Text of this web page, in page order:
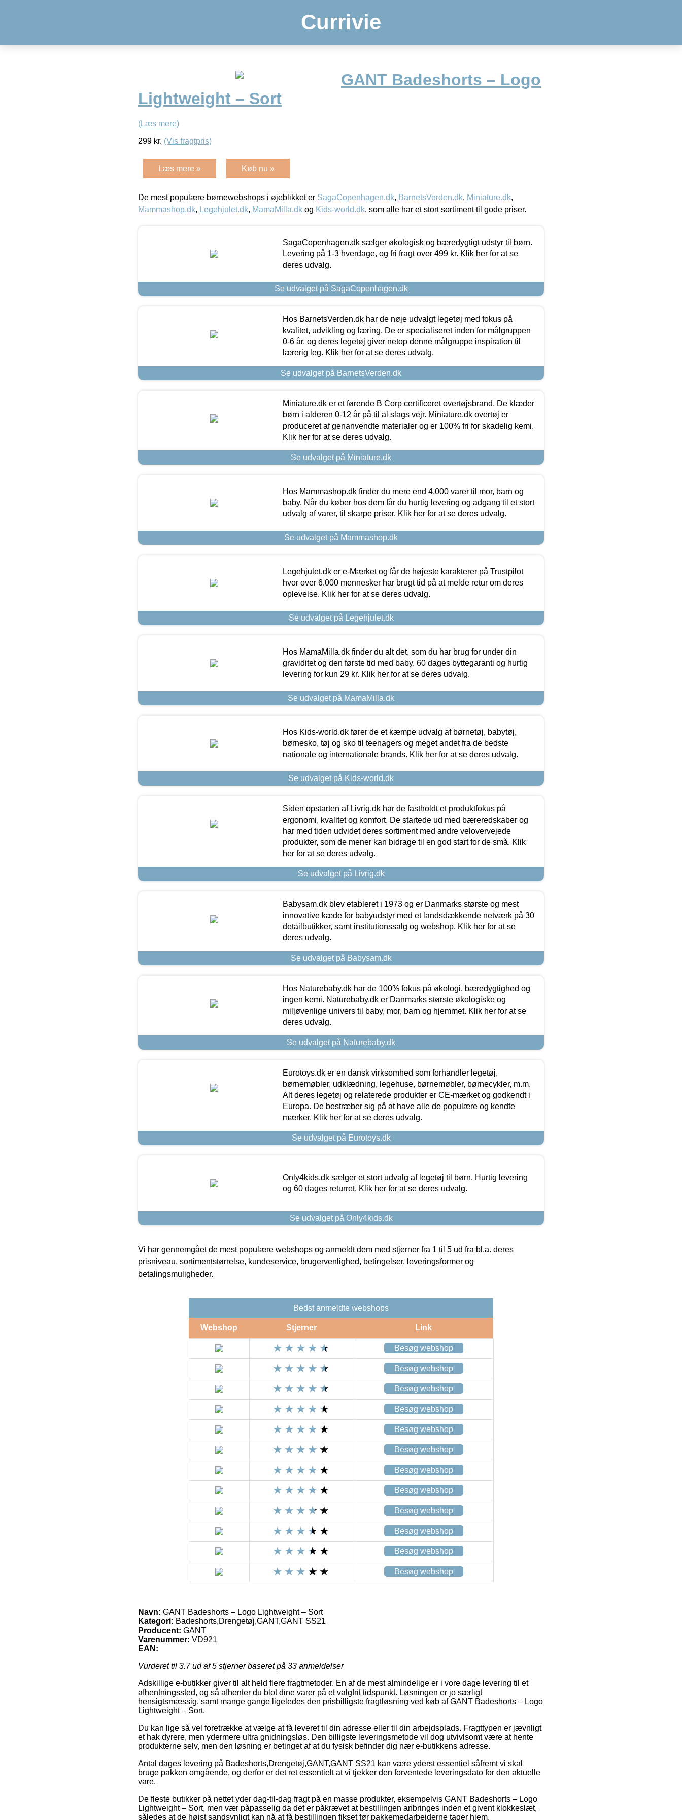
Currivie
GANT Badeshorts – Logo
Lightweight – Sort
(Læs mere)
299 kr. (Vis fragtpris)
Læs mere » Køb nu »
De mest populære børnewebshops i øjeblikket er SagaCopenhagen.dk, BarnetsVerden.dk, Miniature.dk,
Mammashop.dk, Legehjulet.dk, MamaMilla.dk og Kids-world.dk, som alle har et stort sortiment til gode priser.
SagaCopenhagen.dk sælger økologisk og bæredygtigt udstyr til børn.
Levering på 1-3 hverdage, og fri fragt over 499 kr. Klik her for at se
deres udvalg.
Se udvalget på SagaCopenhagen.dk
Hos BarnetsVerden.dk har de nøje udvalgt legetøj med fokus på
kvalitet, udvikling og læring. De er specialiseret inden for målgruppen
0-6 år, og deres legetøj giver netop denne målgruppe inspiration til
lærerig leg. Klik her for at se deres udvalg.
Se udvalget på BarnetsVerden.dk
Miniature.dk er et førende B Corp certificeret overtøjsbrand. De klæder
børn i alderen 0-12 år på til al slags vejr. Miniature.dk overtøj er
produceret af genanvendte materialer og er 100% fri for skadelig kemi.
Klik her for at se deres udvalg.
Se udvalget på Miniature.dk
Hos Mammashop.dk finder du mere end 4.000 varer til mor, barn og
baby. Når du køber hos dem får du hurtig levering og adgang til et stort
udvalg af varer, til skarpe priser. Klik her for at se deres udvalg.
Se udvalget på Mammashop.dk
Legehjulet.dk er e-Mærket og får de højeste karakterer på Trustpilot
hvor over 6.000 mennesker har brugt tid på at melde retur om deres
oplevelse. Klik her for at se deres udvalg.
Se udvalget på Legehjulet.dk
Hos MamaMilla.dk finder du alt det, som du har brug for under din
graviditet og den første tid med baby. 60 dages byttegaranti og hurtig
levering for kun 29 kr. Klik her for at se deres udvalg.
Se udvalget på MamaMilla.dk
Hos Kids-world.dk fører de et kæmpe udvalg af børnetøj, babytøj,
børnesko, tøj og sko til teenagers og meget andet fra de bedste
nationale og internationale brands. Klik her for at se deres udvalg.
Se udvalget på Kids-world.dk
Siden opstarten af Livrig.dk har de fastholdt et produktfokus på
ergonomi, kvalitet og komfort. De startede ud med bæreredskaber og
har med tiden udvidet deres sortiment med andre velovervejede
produkter, som de mener kan bidrage til en god start for de små. Klik
her for at se deres udvalg.
Se udvalget på Livrig.dk
Babysam.dk blev etableret i 1973 og er Danmarks største og mest
innovative kæde for babyudstyr med et landsdækkende netværk på 30
detailbutikker, samt institutionssalg og webshop. Klik her for at se
deres udvalg.
Se udvalget på Babysam.dk
Hos Naturebaby.dk har de 100% fokus på økologi, bæredygtighed og
ingen kemi. Naturebaby.dk er Danmarks største økologiske og
miljøvenlige univers til baby, mor, barn og hjemmet. Klik her for at se
deres udvalg.
Se udvalget på Naturebaby.dk
Eurotoys.dk er en dansk virksomhed som forhandler legetøj,
børnemøbler, udklædning, legehuse, børnemøbler, børnecykler, m.m.
Alt deres legetøj og relaterede produkter er CE-mærket og godkendt i
Europa. De bestræber sig på at have alle de populære og kendte
mærker. Klik her for at se deres udvalg.
Se udvalget på Eurotoys.dk
Only4kids.dk sælger et stort udvalg af legetøj til børn. Hurtig levering
og 60 dages returret. Klik her for at se deres udvalg.
Se udvalget på Only4kids.dk
Vi har gennemgået de mest populære webshops og anmeldt dem med stjerner fra 1 til 5 ud fra bl.a. deres
prisniveau, sortimentstørrelse, kundeservice, brugervenlighed, betingelser, leveringsformer og
betalingsmuligheder.
Bedst anmeldte webshops
Webshop Stjerner Link
Besøg webshop
Besøg webshop
Besøg webshop
Besøg webshop
Besøg webshop
Besøg webshop
Besøg webshop
Besøg webshop
Besøg webshop
Besøg webshop
Besøg webshop
Besøg webshop
Navn: GANT Badeshorts – Logo Lightweight – Sort
Kategori: Badeshorts,Drengetøj,GANT,GANT SS21
Producent: GANT
Varenummer: VD921
EAN:
Vurderet til 3.7ud af 5 stjerner baseret på 33 anmeldelser
Adskillige e-butikker giver til alt held flere fragtmetoder. En af de mest almindelige er i vore dage levering til et
afhentningssted, og så afhenter du blot dine varer på et valgfrit tidspunkt. Løsningen er jo særligt
hensigtsmæssig, samt mange gange ligeledes den prisbilligste fragtløsning ved køb af GANT Badeshorts – Logo
Lightweight – Sort.
Du kan lige så vel foretrække at vælge at få leveret til din adresse eller til din arbejdsplads. Fragttypen er jævnligt
et hak dyrere, men ydermere ultra gnidningsløs. Den billigste leveringsmetode vil dog utvivlsomt være at hente
produkterne selv, men den løsning er betinget af at du fysisk befinder dig nær e-butikkens adresse.
Antal dages levering på Badeshorts,Drengetøj,GANT,GANT SS21 kan være yderst essentiel såfremt vi skal
bruge pakken omgående, og derfor er det ret essentielt at vi tjekker den forventede leveringsdato for den aktuelle
vare.
De fleste butikker på nettet yder dag-til-dag fragt på en masse produkter, eksempelvis GANT Badeshorts – Logo
Lightweight – Sort, men vær påpasselig da det er påkrævet at bestillingen anbringes inden et givent klokkeslæt,
således at de højst sandsynligt kan nå at få bestillingen fikset før pakkemedarbejderne tager hjem.